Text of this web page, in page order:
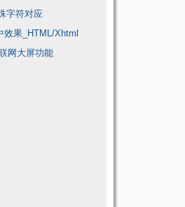
字符对应
效果_HTML/Xhtml
网大屏功能